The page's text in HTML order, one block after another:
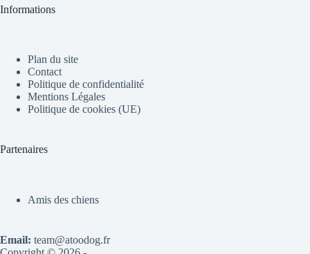
Informations
Plan du site
Contact
Politique de confidentialité
Mentions Légales
Politique de cookies (UE)
Partenaires
Amis des chiens
Email: team@atoodog.fr